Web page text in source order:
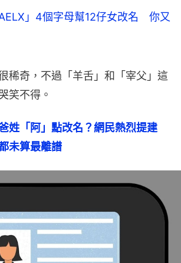
」4個字母幫12仔女改名 你又
稀奇，不過「羊舌」和「宰父」這
笑不得。
姓「阿」點改名？網民熱烈提建
未算最離譜